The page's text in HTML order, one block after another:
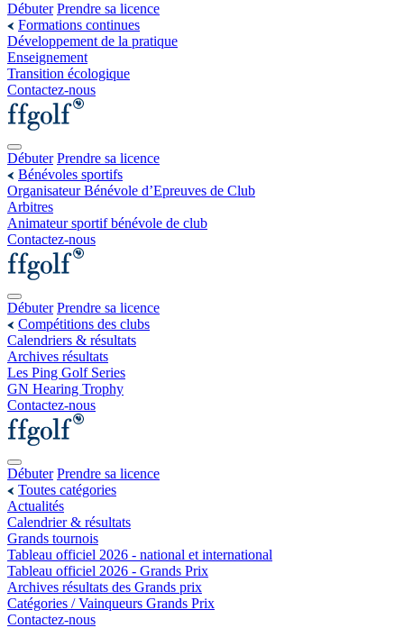
Débuter Prendre sa licence
Formations continues
Développement de la pratique
Enseignement
Transition écologique
Contactez-nous
Débuter Prendre sa licence
Bénévoles sportifs
Organisateur Bénévole d’Epreuves de Club
Arbitres
Animateur sportif bénévole de club
Contactez-nous
Débuter Prendre sa licence
Compétitions des clubs
Calendriers & résultats
Archives résultats
Les Ping Golf Series
GN Hearing Trophy
Contactez-nous
Débuter Prendre sa licence
Toutes catégories
Actualités
Calendrier & résultats
Grands tournois
Tableau officiel 2026 - national et international
Tableau officiel 2026 - Grands Prix
Archives résultats des Grands prix
Catégories / Vainqueurs Grands Prix
Contactez-nous